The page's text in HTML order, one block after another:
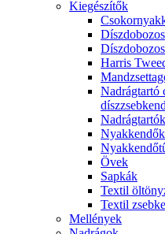
Kiegészítők
Harris
Nadrágtartó
Nadrágtartók
Nyakkendők
Övek
Sapkák
Textil
Textil
Mellények